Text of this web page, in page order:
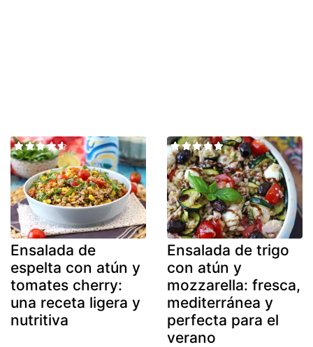
Ensalada de
espelta con atún y
tomates cherry:
una receta ligera y
nutritiva
Ensalada de trigo
con atún y
mozzarella: fresca,
mediterránea y
perfecta para el
verano